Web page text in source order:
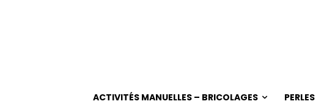
ACTIVITÉS MANUELLES – BRICOLAGES PERLES